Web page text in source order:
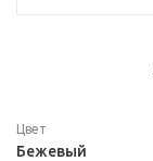
Цвет
Бежевый